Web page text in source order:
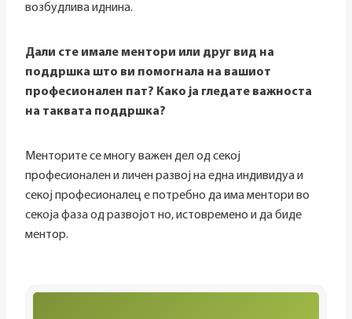
возбудлива иднина.
Дали сте имале ментори или друг вид на
поддршка што ви помогнала на вашиот
професионален пат? Како ја гледате важноста
на таквата поддршка?
Менторите се многу важен дел од секој
професионален и личен развој на една индивидуа и
секој професионалец е потребно да има ментори во
секоја фаза од развојот но, истовремено и да биде
ментор.